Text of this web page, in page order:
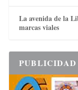
La avenida de la
marcas viales
PUBLICIDAD